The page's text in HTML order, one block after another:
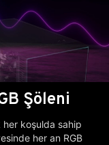
Şöleni
her koşulda sahip
her an RGB